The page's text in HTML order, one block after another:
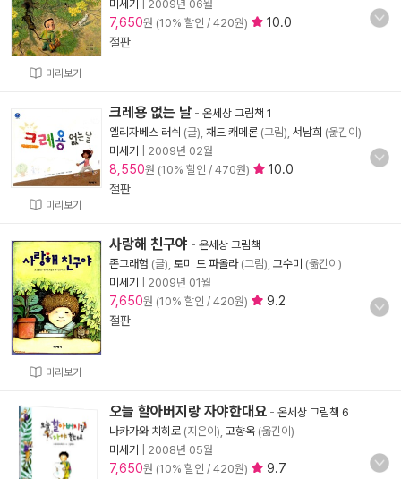
미리보기
미세기
2009년 06월
7,650원 (10% 할인 / 420원)
10.0
절판
미리보기
크레용 없는 날 - 온세상 그림책 1
엘리자베스 러쉬 (글), 채드 캐메론 (그림), 서남희 (옮긴이)
미세기
2009년 02월
8,550원 (10% 할인 / 470원)
10.0
절판
미리보기
사랑해 친구야 - 온세상 그림책
존그래험 (글), 토미 드 파올라(그림), 고수미 (옮긴이)
미세기
2009년 01월
7,650원 (10% 할인 / 420원)
9.2
절판
오늘 할아버지랑 자야한대요 - 온세상 그림책 6
나카가와 치히로 (지은이), 고향옥 (옮긴이)
미세기
2008년 05월
7,650원 (10% 할인 / 420원)
9.7